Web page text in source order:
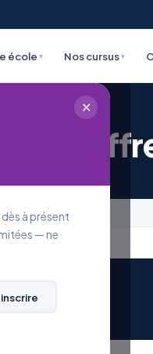
école ▾ Nos cursus▾
✕
à présent
— ne
une